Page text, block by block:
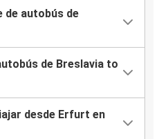
de autobús de
de Breslavia to
desde Erfurt en